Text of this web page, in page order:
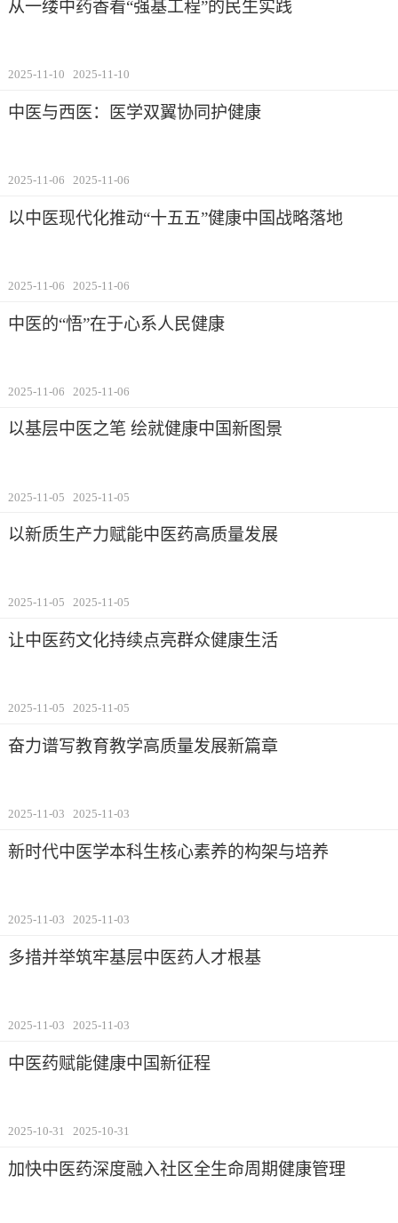
从一缕中药香看“强基工程”的民生实践
2025-11-10 2025-11-10
中医与西医：医学双翼协同护健康
2025-11-06 2025-11-06
以中医现代化推动“十五五”健康中国战略落地
2025-11-06 2025-11-06
中医的“悟”在于心系人民健康
2025-11-06 2025-11-06
以基层中医之笔 绘就健康中国新图景
2025-11-05 2025-11-05
以新质生产力赋能中医药高质量发展
2025-11-05 2025-11-05
让中医药文化持续点亮群众健康生活
2025-11-05 2025-11-05
奋力谱写教育教学高质量发展新篇章
2025-11-03 2025-11-03
新时代中医学本科生核心素养的构架与培养
2025-11-03 2025-11-03
多措并举筑牢基层中医药人才根基
2025-11-03 2025-11-03
中医药赋能健康中国新征程
2025-10-31 2025-10-31
加快中医药深度融入社区全生命周期健康管理